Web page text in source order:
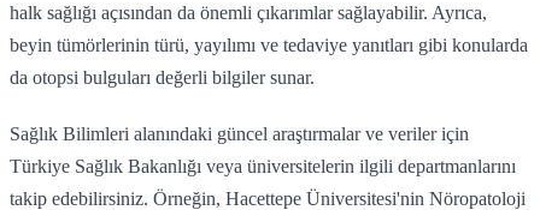
halk sağlığı açısından da önemli çıkarımlar sağlayabilir. Ayrıca,
beyin tümörlerinin türü, yayılımı ve tedaviye yanıtları gibi konularda
da otopsi bulguları değerli bilgiler sunar.
Sağlık Bilimleri alanındaki güncel araştırmalar ve veriler için
Türkiye Sağlık Bakanlığı veya üniversitelerin ilgili departmanlarını
takip edebilirsiniz. Örneğin, Hacettepe Üniversitesi'nin Nöropatoloji